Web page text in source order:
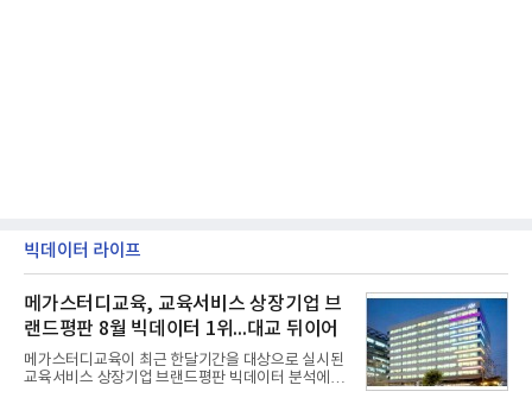
빅데이터 라이프
메가스터디교육, 교육서비스 상장기업 브
랜드평판 8월 빅데이터 1위...대교 뒤이어
메가스터디교육이 최근 한달기간을 대상으로 실시된
교육서비스 상장기업 브랜드평판 빅데이터 분석에서